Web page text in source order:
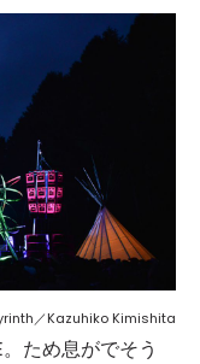
／Kazuhiko Kimishita
ため息がでそう